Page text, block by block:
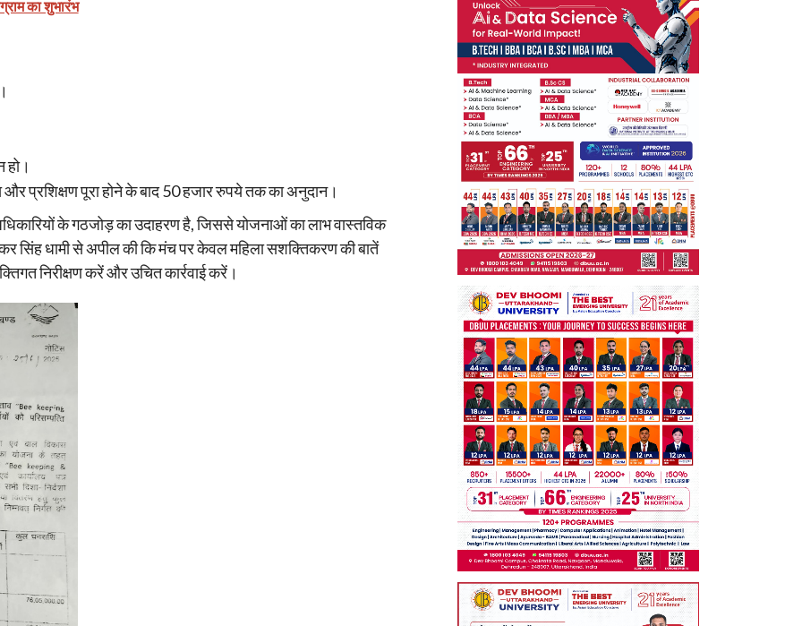
का शुभारंभ
हो।
और प्रशिक्षण पूरा होने के बाद 50 हजार रुपये तक का अनुदान।
के गठजोड़ का उदाहरण है, जिससे योजनाओं का लाभ वास्तविक
सिंह धामी से अपील की कि मंच पर केवल महिला सशक्तिकरण की बातें
निरीक्षण करें और उचित कार्रवाई करें।